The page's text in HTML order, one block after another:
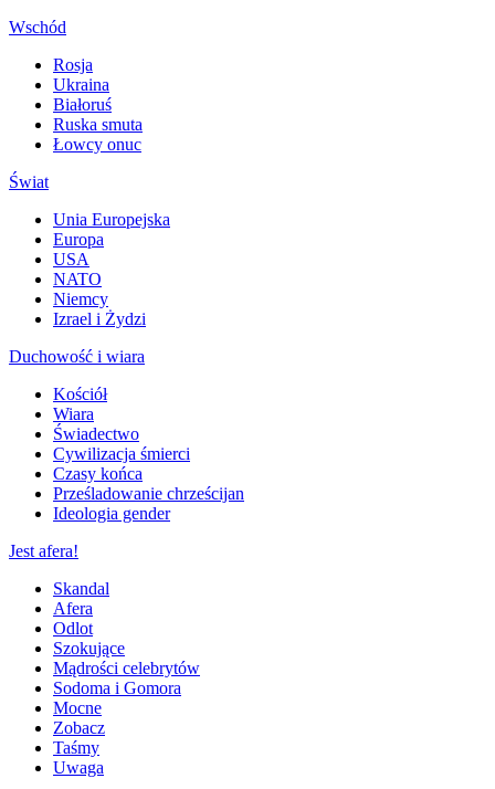
Wschód
Rosja
Ukraina
Białoruś
Ruska smuta
Łowcy onuc
Świat
Unia Europejska
Europa
USA
NATO
Niemcy
Izrael i Żydzi
Duchowość i wiara
Kościół
Wiara
Świadectwo
Cywilizacja śmierci
Czasy końca
Prześladowanie chrześcijan
Ideologia gender
Jest afera!
Skandal
Afera
Odlot
Szokujące
Mądrości celebrytów
Sodoma i Gomora
Mocne
Zobacz
Taśmy
Uwaga